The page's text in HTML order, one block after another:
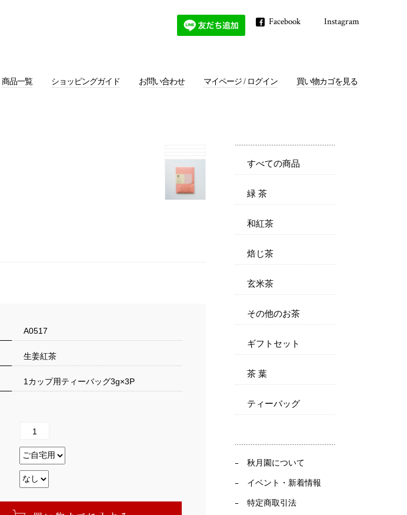
商品一覧 ショッピングガイド お問い合わせ マイページ / ログイン 買い物カゴを見る
Facebook Instagram
A0517
生姜紅茶
1カップ用ティーバッグ3g×3P
すべての商品
緑 茶
和紅茶
焙じ茶
玄米茶
その他のお茶
ギフトセット
茶 葉
ティーバッグ
秋月園について
イベント・新着情報
特定商取引法